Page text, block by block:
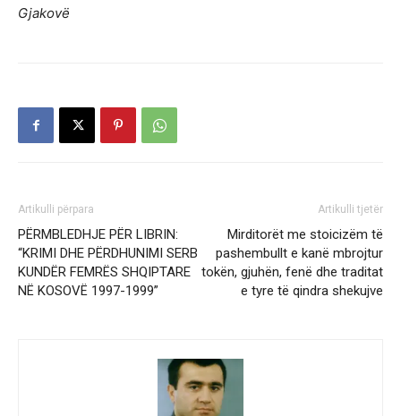
Gjakovë
Artikulli përpara
PËRMBLEDHJE PËR LIBRIN:
“KRIMI DHE PËRDHUNIMI SERB
KUNDËR FEMRËS SHQIPTARE
NË KOSOVË 1997-1999”
Artikulli tjetër
Mirditorët me stoicizëm të
pashembullt e kanë mbrojtur
tokën, gjuhën, fenë dhe traditat
e tyre të qindra shekujve